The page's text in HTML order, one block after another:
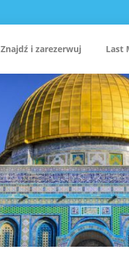
Znajdź i zarezerwuj Last